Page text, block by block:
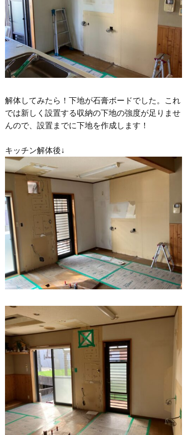
解体してみたら！下地が石膏ボードでした。これ
では新しく設置する収納の下地の強度が足りませ
んので、設置までに下地を作成します！
キッチン解体後↓